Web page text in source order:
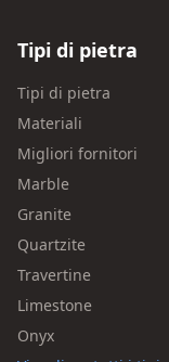
Tipi di pietra
Tipi di pietra
Materiali
Migliori fornitori
Marble
Granite
Quartzite
Travertine
Limestone
Onyx